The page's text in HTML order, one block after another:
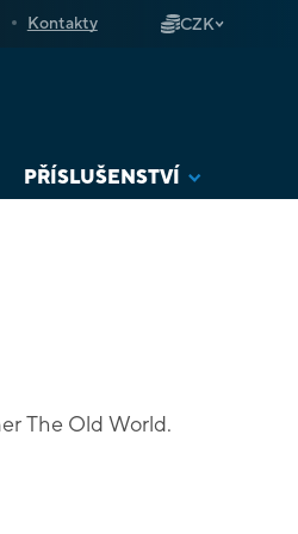
Kontakty CZK
PŘÍSLUŠENSTVÍ
The Old World.